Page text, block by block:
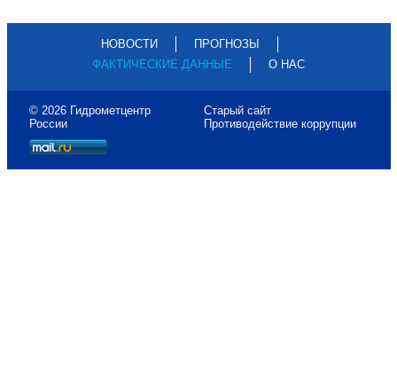
НОВОСТИ
ПРОГНОЗЫ
ФАКТИЧЕСКИЕ ДАННЫЕ
О НАС
© 2026 Гидрометцентр
России
Старый сайт
Противодействие коррупции